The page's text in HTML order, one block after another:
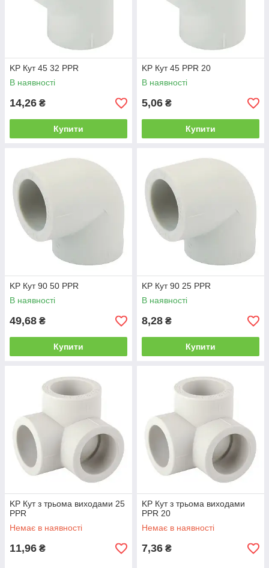
KP Кут 45 32 PPR
В наявності
14,26 ₴
Купити
KP Кут 45 PPR 20
В наявності
5,06 ₴
Купити
KP Кут 90 50 PPR
В наявності
49,68 ₴
Купити
KP Кут 90 25 PPR
В наявності
8,28 ₴
Купити
KP Кут з трьома виходами 25
PPR
Немає в наявності
11,96 ₴
KP Кут з трьома виходами
PPR 20
Немає в наявності
7,36 ₴